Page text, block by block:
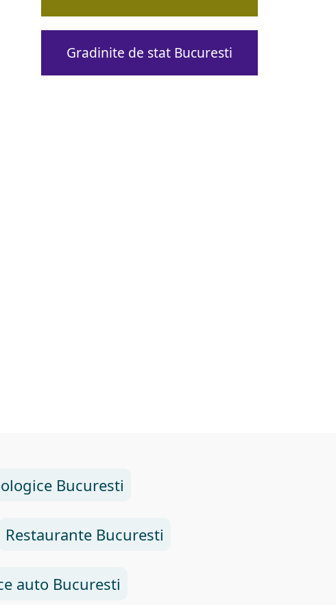
Gradinite de stat Bucuresti
Bucuresti
Restaurante Bucuresti
auto Bucuresti